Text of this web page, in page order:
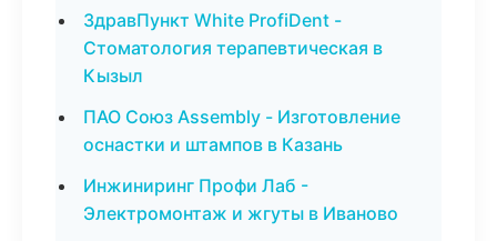
ЗдравПункт White ProfiDent -
Стоматология терапевтическая в
Кызыл
ПАО Союз Assembly - Изготовление
оснастки и штампов в Казань
Инжиниринг Профи Лаб -
Электромонтаж и жгуты в Иваново